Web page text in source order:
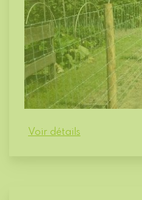
Voir détails